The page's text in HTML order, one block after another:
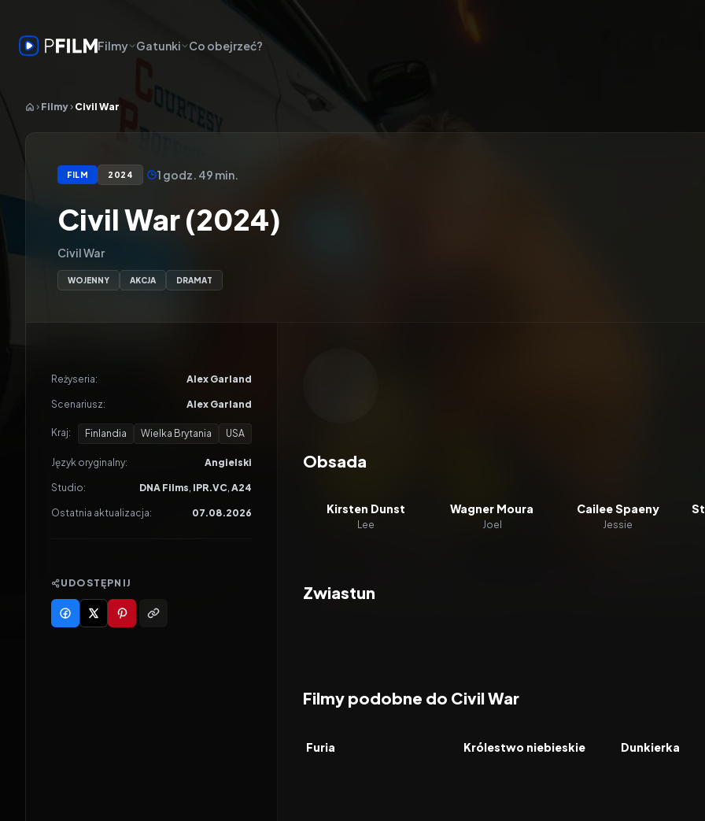
Filmy Gatunki Co obejrzeć?
Filmy Civil War
FILM 2024 1 godz. 49 min.
Civil War (2024)
Civil War
WOJENNY AKCJA DRAMAT
Reżyseria: Alex Garland
Scenariusz: Alex Garland
Kraj: Finlandia Wielka Brytania USA
Język oryginalny: Angielski
Studio: DNA Films, IPR.VC, A24
Ostatnia aktualizacja: 07.08.2026
UDOSTĘPNIJ
Obsada
Kirsten Dunst
Lee
Wagner Moura
Joel
Cailee Spaeny
Jessie
Zwiastun
Filmy podobne do Civil War
FILM
Furia FILM
Królestwo niebieskie FILM
Dunkierka